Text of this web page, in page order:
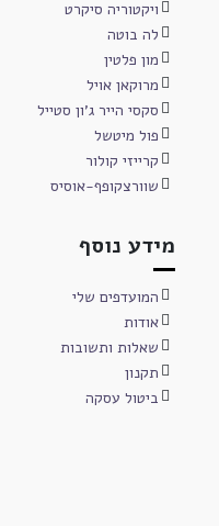
ויקטוריה סיקרט
לה בוטה
מון פלטין
מרוקאן אויל
סקסי הייר ג'ון סטייל
פול מיטשל
קרייזי קולור
שוורצקופף-אוסיס
מידע נוסף
המועדפים שלי
אודות
שאלות ותשובות
תקנון
ביטול עסקה